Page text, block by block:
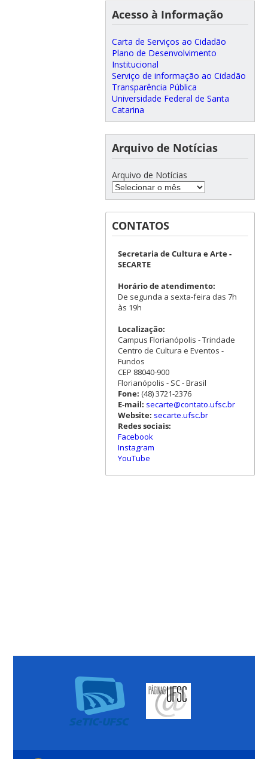
Acesso à Informação
Carta de Serviços ao Cidadão
Plano de Desenvolvimento
Institucional
Serviço de informação ao Cidadão
Transparência Pública
Universidade Federal de Santa
Catarina
Arquivo de Notícias
Arquivo de Notícias
CONTATOS
Secretaria de Cultura e Arte -
SECARTE
Horário de atendimento:
De segunda a sexta-feira das 7h
às 19h
Localização:
Campus Florianópolis - Trindade
Centro de Cultura e Eventos -
Fundos
CEP 88040-900
Florianópolis - SC - Brasil
Fone: (48) 3721-2376
E-mail: secarte@contato.ufsc.br
Website: secarte.ufsc.br
Redes sociais:
Facebook
Instagram
YouTube